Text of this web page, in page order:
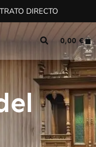
DIRECTO
0,00 €